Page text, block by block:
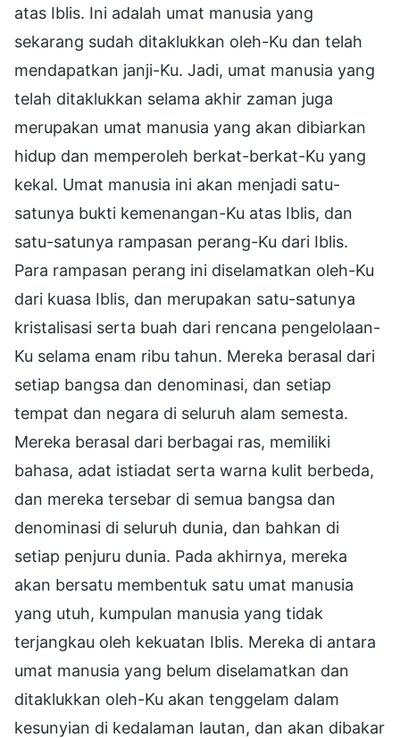
atas Iblis. Ini adalah umat manusia yang
sekarang sudah ditaklukkan oleh-Ku dan telah
mendapatkan janji-Ku. Jadi, umat manusia yang
telah ditaklukkan selama akhir zaman juga
merupakan umat manusia yang akan dibiarkan
hidup dan memperoleh berkat-berkat-Ku yang
kekal. Umat manusia ini akan menjadi satu-
satunya bukti kemenangan-Ku atas Iblis, dan
satu-satunya rampasan perang-Ku dari Iblis.
Para rampasan perang ini diselamatkan oleh-Ku
dari kuasa Iblis, dan merupakan satu-satunya
kristalisasi serta buah dari rencana pengelolaan-
Ku selama enam ribu tahun. Mereka berasal dari
setiap bangsa dan denominasi, dan setiap
tempat dan negara di seluruh alam semesta.
Mereka berasal dari berbagai ras, memiliki
bahasa, adat istiadat serta warna kulit berbeda,
dan mereka tersebar di semua bangsa dan
denominasi di seluruh dunia, dan bahkan di
setiap penjuru dunia. Pada akhirnya, mereka
akan bersatu membentuk satu umat manusia
yang utuh, kumpulan manusia yang tidak
terjangkau oleh kekuatan Iblis. Mereka di antara
umat manusia yang belum diselamatkan dan
ditaklukkan oleh-Ku akan tenggelam dalam
kesunyian di kedalaman lautan, dan akan dibakar